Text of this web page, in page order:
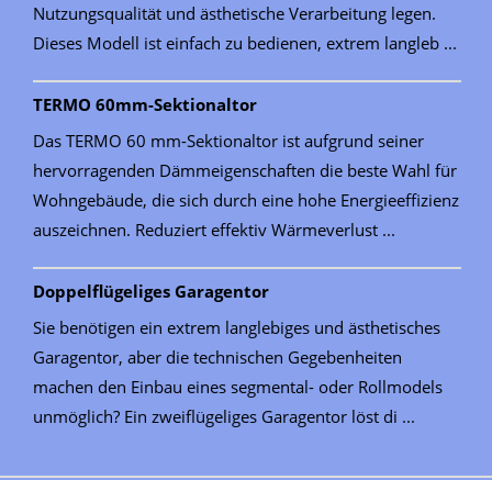
Nutzungsqualität und ästhetische Verarbeitung legen.
Dieses Modell ist einfach zu bedienen, extrem langleb ...
TERMO 60mm-Sektionaltor
Das TERMO 60 mm-Sektionaltor ist aufgrund seiner
hervorragenden Dämmeigenschaften die beste Wahl für
Wohngebäude, die sich durch eine hohe Energieeffizienz
auszeichnen. Reduziert effektiv Wärmeverlust ...
Doppelflügeliges Garagentor
Sie benötigen ein extrem langlebiges und ästhetisches
Garagentor, aber die technischen Gegebenheiten
machen den Einbau eines segmental- oder Rollmodels
unmöglich? Ein zweiflügeliges Garagentor löst di ...